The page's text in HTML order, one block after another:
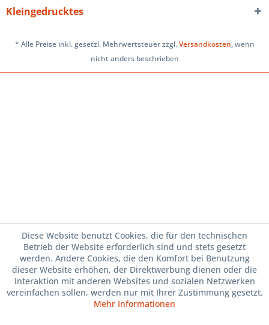
Kleingedrucktes
* Alle Preise inkl. gesetzl. Mehrwertsteuer zzgl.Versandkosten, wenn
nicht anders beschrieben
Diese Website benutzt Cookies, die für den technischen
Betrieb der Website erforderlich sind und stets gesetzt
werden. Andere Cookies, die den Komfort bei Benutzung
dieser Website erhöhen, der Direktwerbung dienen oder die
Interaktion mit anderen Websites und sozialen Netzwerken
vereinfachen sollen, werden nur mit Ihrer Zustimmung gesetzt.
Mehr Informationen